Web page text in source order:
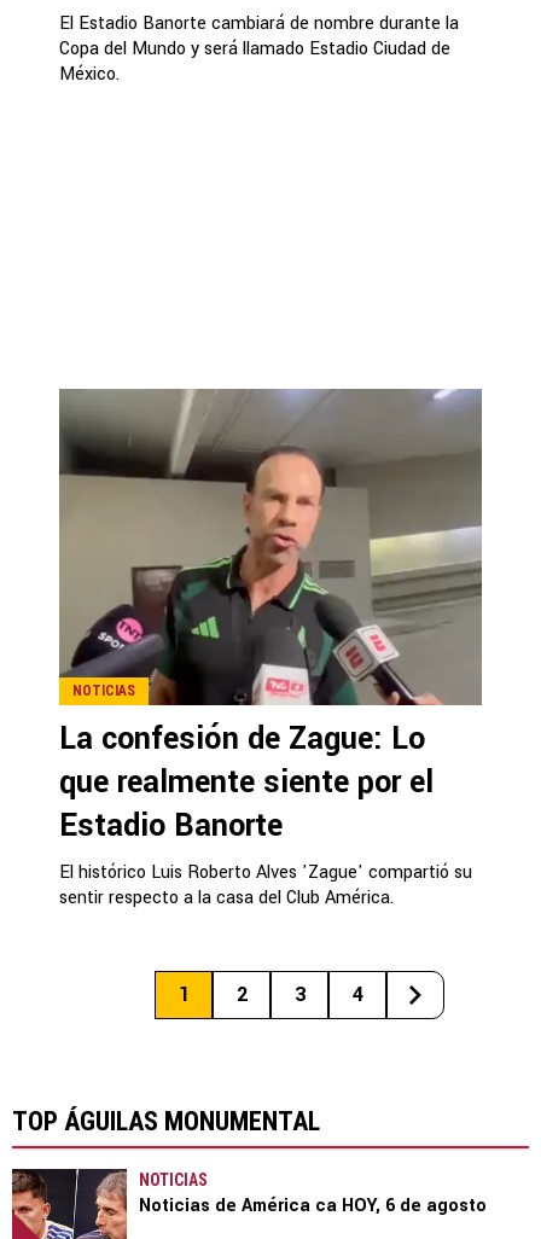
El Estadio Banorte cambiará de nombre durante la
Copa del Mundo y será llamado Estadio Ciudad de
México.
NOTICIAS
La confesión de Zague: Lo
que realmente siente por el
Estadio Banorte
El histórico Luis Roberto Alves 'Zague' compartió su
sentir respecto a la casa del Club América.
1 2 3 4
TOP ÁGUILAS MONUMENTAL
NOTICIAS
Noticias de América ca HOY, 6 de agosto